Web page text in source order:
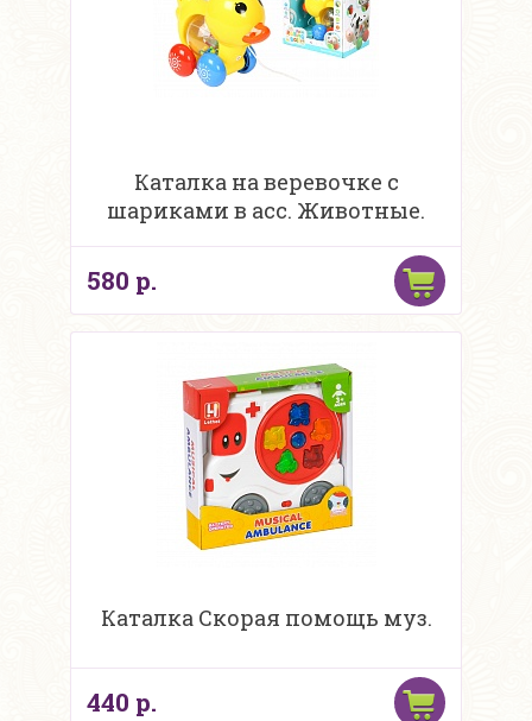
Каталка на веревочке с
шариками в асс. Животные.
580 р.
Каталка Скорая помощь муз.
440 р.